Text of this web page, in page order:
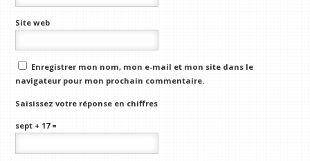
Site web
Enregistrer mon nom, mon e-mail et mon site dans le
navigateur pour mon prochain commentaire.
Saisissez votre réponse en chiffres
sept + 17 =